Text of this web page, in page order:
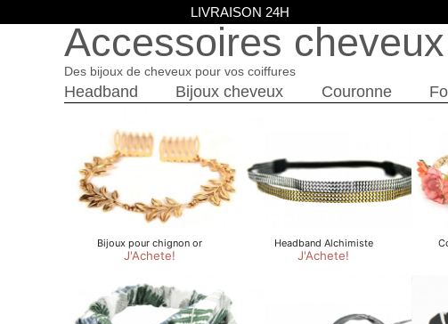
Accessoires
Des bijoux de cheveux pour vos coiffures
Headband Bijoux cheveux Couronne
LIVRAISON 24H